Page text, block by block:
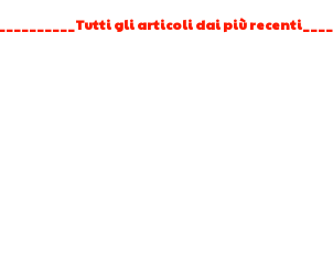
__________Tutti gli articoli dai più